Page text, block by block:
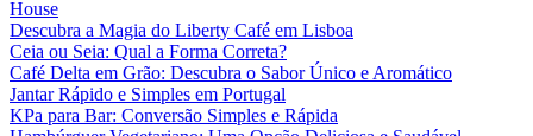
House
Descubra a Magia do Liberty Café em Lisboa
Ceia ou Seia: Qual a Forma Correta?
Café Delta em Grão: Descubra o Sabor Único e Aromático
Jantar Rápido e Simples em Portugal
KPa para Bar: Conversão Simples e Rápida